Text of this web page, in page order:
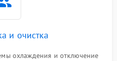
и очистка
охлаждения и отключение